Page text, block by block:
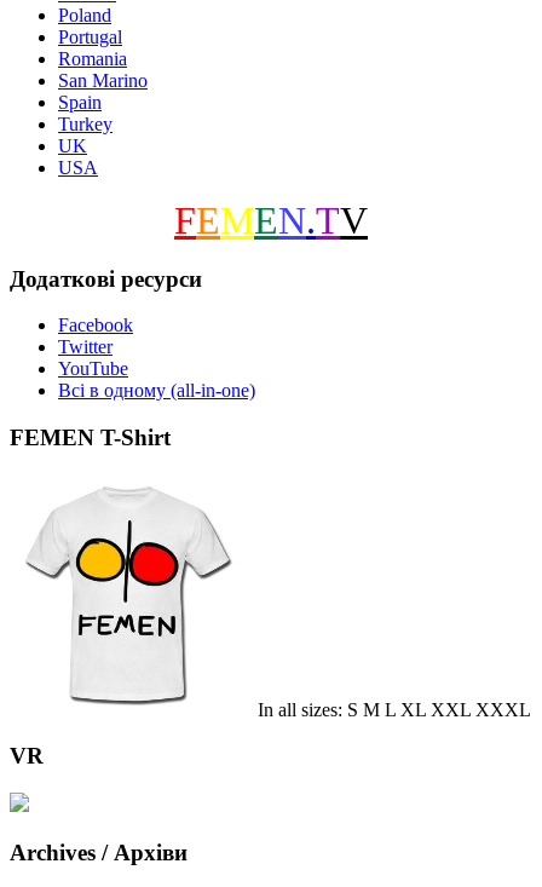
Poland
Portugal
Romania
San Marino
Spain
Turkey
UK
USA
FEMEN.TV
Додаткові ресурси
Facebook
Twitter
YouTube
Всі в одному (all-in-one)
FEMEN T-Shirt
In all sizes: S M L XL XXL XXXL
VR
Archives / Архіви